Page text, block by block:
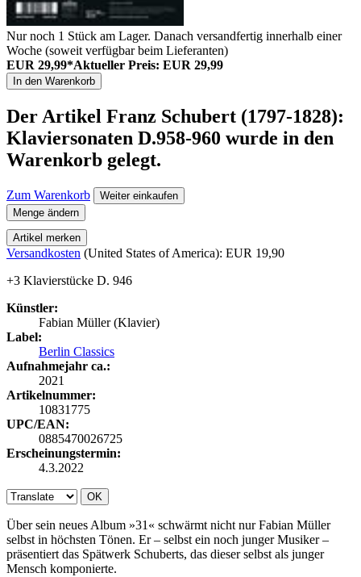
Nur noch 1 Stück am Lager. Danach versandfertig innerhalb einer
Woche (soweit verfügbar beim Lieferanten)
EUR 29,99*Aktueller Preis: EUR 29,99
In den Warenkorb
Der Artikel Franz Schubert (1797-1828):
Klaviersonaten D.958-960 wurde in den
Warenkorb gelegt.
Zum Warenkorb
Weiter einkaufen
Menge ändern
Artikel merken
Versandkosten (United States of America): EUR 19,90
+3 Klavierstücke D. 946
Künstler:
Fabian Müller (Klavier)
Label:
Berlin Classics
Aufnahmejahr ca.:
2021
Artikelnummer:
10831775
UPC/EAN:
0885470026725
Erscheinungstermin:
4.3.2022
OK
Über sein neues Album »31« schwärmt nicht nur Fabian Müller
selbst in höchsten Tönen. Er – selbst ein noch junger Musiker –
präsentiert das Spätwerk Schuberts, das dieser selbst als junger
Mensch komponierte.